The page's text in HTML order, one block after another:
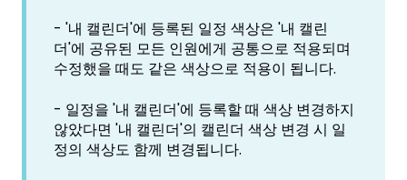
- '내 캘린더'에 등록된 일정 색상은 '내 캘린
더'에 공유된 모든 인원에게 공통으로 적용되며
수정했을 때도 같은 색상으로 적용이 됩니다.
- 일정을 '내 캘린더'에 등록할 때 색상 변경하지
않았다면 '내 캘린더'의 캘린더 색상 변경 시 일
정의 색상도 함께 변경됩니다.